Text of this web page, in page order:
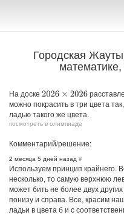
Городская
На доске 2026×2026
можно покрасить в три цвета
ладью такого же цвета.
посмотреть в олимпиаде
Комментарий/решение:
2 месяца 5 дней назад #
Используем принцип крайнего.
несколько, то самую верхнюю
может бить не более двух
понизу и справа. Все, красим
ладьи в цвета б и с